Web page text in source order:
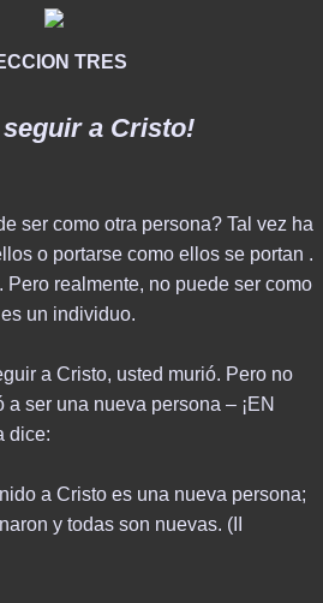
EAST
& ISIS
WAR III
TRES
seguir a Cristo!
ser como otra persona? Tal vez ha
o portarse como ellos se portan .
Pero realmente, no puede ser como
un individuo.
a Cristo, usted murió. Pero no
ser una nueva persona – ¡EN
dice:
a Cristo es una nueva persona;
y todas son nuevas. (II